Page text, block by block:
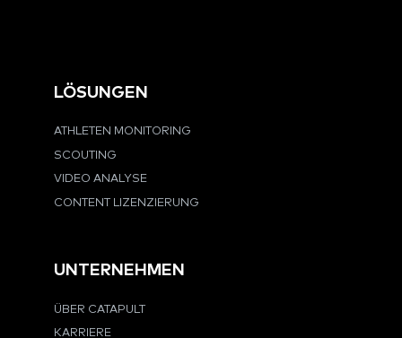
LÖSUNGEN
ATHLETEN MONITORING
SCOUTING
VIDEO ANALYSE
CONTENT LIZENZIERUNG
UNTERNEHMEN
ÜBER CATAPULT
KARRIERE